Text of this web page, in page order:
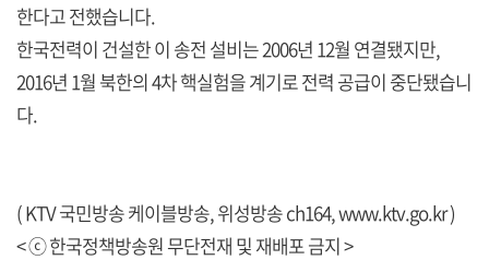
한다고 전했습니다.
한국전력이 건설한 이 송전 설비는 2006년 12월 연결됐지만,
2016년 1월 북한의 4차 핵실험을 계기로 전력 공급이 중단됐습니
다.
( KTV 국민방송 케이블방송, 위성방송 ch164,www.ktv.go.kr)
< ⓒ 한국정책방송원 무단전재 및 재배포 금지 >